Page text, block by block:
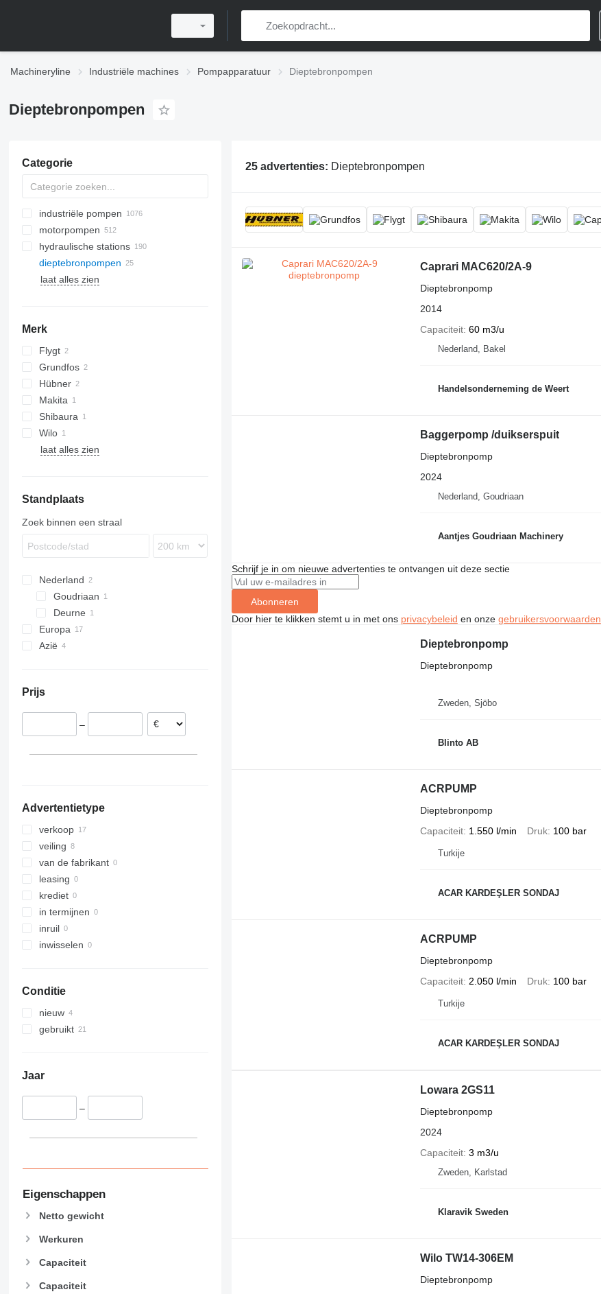
Machineryline Industriële machines Pompapparatuur Dieptebronpompen
Dieptebronpompen
Categorie
industriële pompen
motorpompen
hydraulische stations
dieptebronpompen
laat alles zien
Merk
Flygt
Grundfos
Hübner
Makita
Shibaura
Wilo
laat alles zien
Standplaats
Zoek binnen een straal
Nederland
Goudriaan
Deurne
Europa
Litouwen
Verenigd Koninkrijk
Azië
Prijs
–
Advertentietype
verkoop
veiling
van de fabrikant
leasing
krediet
in termijnen
inruil
inwisselen
Conditie
nieuw
gebruikt
Jaar
–
Eigenschappen
Netto gewicht
Werkuren
Capaciteit
Capaciteit
25 advertenties: Dieptebronpompen
Caprari MAC620/2A-9
Dieptebronpomp
2014
Capaciteit 60 m3/u
Nederland, Bakel
Handelsonderneming de Weert
Baggerpomp /duikserspuit
Dieptebronpomp
2024
Nederland, Goudriaan
Aantjes Goudriaan Machinery
Schrijf je in om nieuwe advertenties te ontvangen uit deze sectie
Abonneren
Door hier te klikken stemt u in met ons privacybeleid en onze gebruikersvoorwaarden
Dieptebronpomp
Dieptebronpomp
Zweden, Sjöbo
Blinto AB
ACRPUMP
Dieptebronpomp
Capaciteit 1.550 l/min Druk 100 bar
Turkije
ACAR KARDEŞLER SONDAJ
ACRPUMP
Dieptebronpomp
Capaciteit 2.050 l/min Druk 100 bar
Turkije
ACAR KARDEŞLER SONDAJ
Lowara 2GS11
Dieptebronpomp
2024
Capaciteit 3 m3/u
Zweden, Karlstad
Klaravik Sweden
Wilo TW14-306EM
Dieptebronpomp